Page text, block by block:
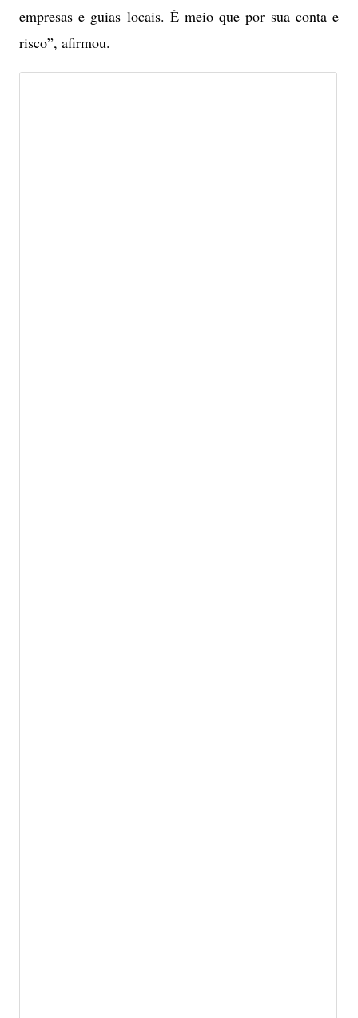
empresas e guias locais. É meio que por sua conta e
risco”, afirmou.